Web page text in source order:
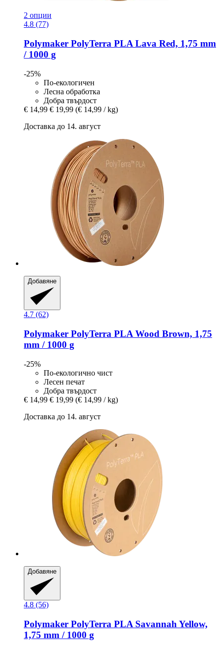
2 опции
4.8 (77)
Polymaker PolyTerra PLA Lava Red, 1,75 mm
/ 1000 g
-25%
По-екологичен
Лесна обработка
Добра твърдост
€ 14,99 € 19,99 (€ 14,99 / kg)
Доставка до 14. август
Добавяне
4.7 (62)
Polymaker PolyTerra PLA Wood Brown, 1,75
mm / 1000 g
-25%
По-екологично чист
Лесен печат
Добра твърдост
€ 14,99 € 19,99 (€ 14,99 / kg)
Доставка до 14. август
Добавяне
4.8 (56)
Polymaker PolyTerra PLA Savannah Yellow,
1,75 mm / 1000 g